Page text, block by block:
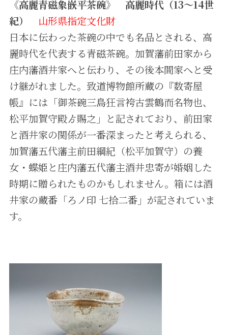
《高麗青磁象嵌平茶碗》 高麗時代（13～14世
紀） 山形県指定文化財
日本に伝わった茶碗の中でも名品とされる、高
麗時代を代表する青磁茶碗。加賀藩前田家から
庄内藩酒井家へと伝わり、その後本間家へと受
け継がれました。致道博物館所蔵の『数寄屋
帳』には「御茶碗三島狂言袴古雲鶴而名物也、
松平加賀守殿ゟ賜之」と記されており、前田家
と酒井家の関係が一番深まったと考えられる、
加賀藩五代藩主前田綱紀（松平加賀守）の養
女・蝶姫と庄内藩五代藩主酒井忠寄が婚姻した
時期に贈られたものかもしれません。箱には酒
井家の蔵番「ろノ印 七拾二番」が記されていま
す。